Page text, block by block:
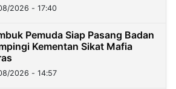
2026 - 17:40
Pemuda Siap Pasang Badan
Kementan Sikat Mafia
2026 - 14:57